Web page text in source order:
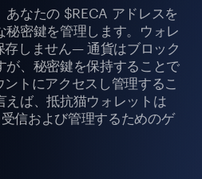
なたの $RECA アドレスを
密鍵を管理します。ウォレ
存しません— 通貨はブロック
が、秘密鍵を保持することで
トにアクセスし管理するこ
えば、抵抗猫ウォレットは
信および管理するためのゲ